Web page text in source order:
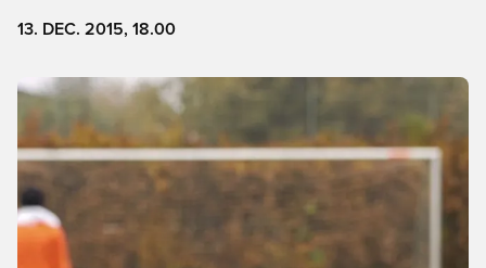
13. DEC. 2015, 18.00